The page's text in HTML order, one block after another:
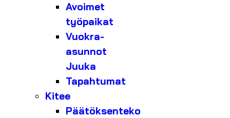
Avoimet
työpaikat
Vuokra-
asunnot
Juuka
Tapahtumat
Kitee
Päätöksenteko